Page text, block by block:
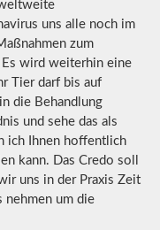
uns alle noch im
zum
Es wird weiterhin eine
Tier darf bis auf
die Behandlung
und sehe das als
ich Ihnen hoffentlich
kann. Das Credo soll
uns in der Praxis Zeit
nehmen um die